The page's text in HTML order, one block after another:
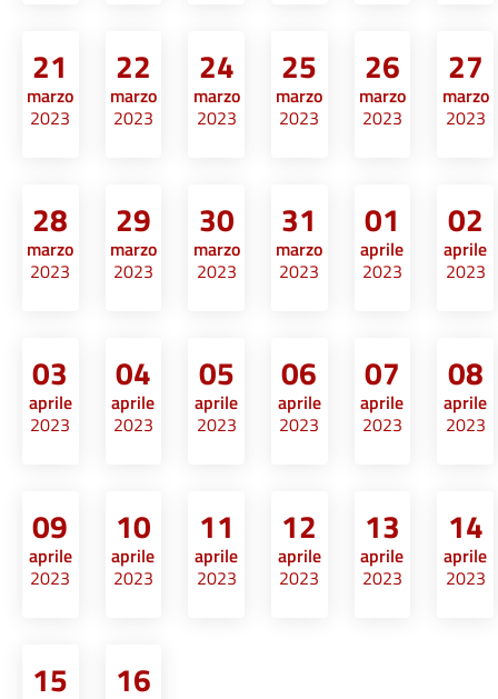
21
marzo
2023
22
marzo
2023
24
marzo
2023
25
marzo
2023
26
marzo
2023
27
marzo
2023
28
marzo
2023
29
marzo
2023
30
marzo
2023
31
marzo
2023
01
aprile
2023
02
aprile
2023
03
aprile
2023
04
aprile
2023
05
aprile
2023
06
aprile
2023
07
aprile
2023
08
aprile
2023
09
aprile
2023
10
aprile
2023
11
aprile
2023
12
aprile
2023
13
aprile
2023
14
aprile
2023
15 16